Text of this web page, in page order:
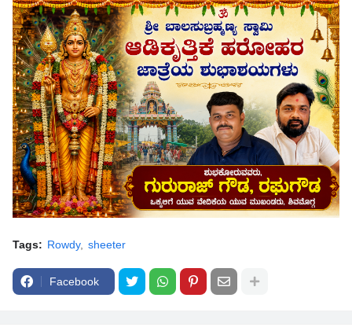
Tags: Rowdy sheeter
Facebook